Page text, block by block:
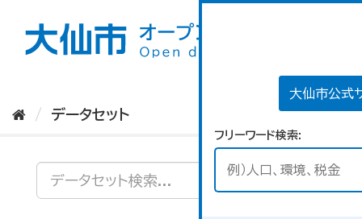
大仙市公式
フリーワード検索
データセット